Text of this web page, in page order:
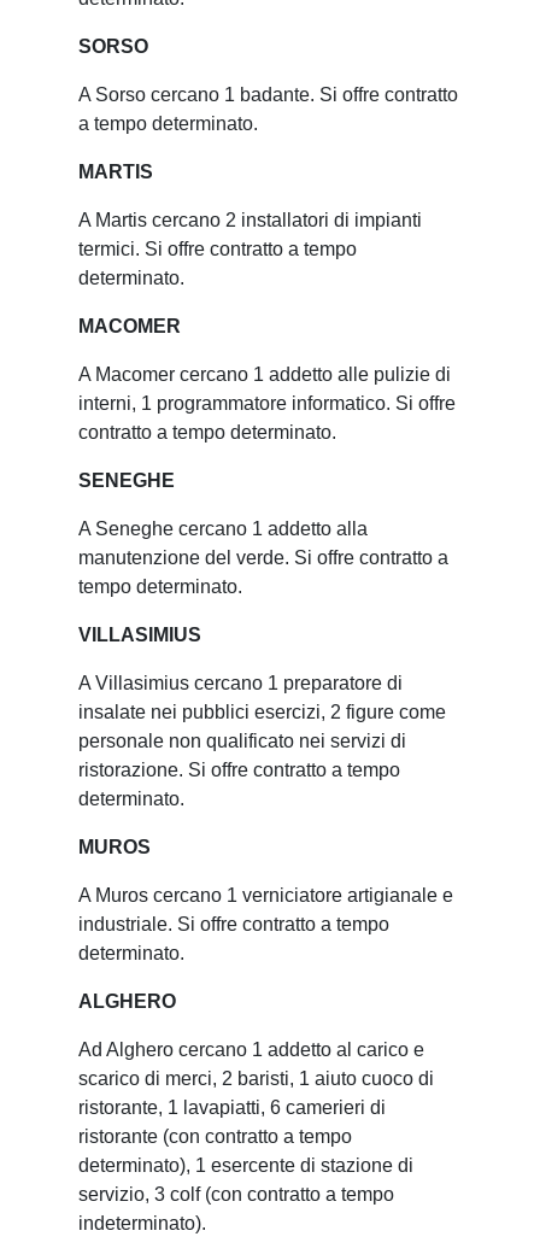
SORSO
A Sorso cercano 1 badante. Si offre contratto
a tempo determinato.
MARTIS
A Martis cercano 2 installatori di impianti
termici. Si offre contratto a tempo
determinato.
MACOMER
A Macomer cercano 1 addetto alle pulizie di
interni, 1 programmatore informatico. Si offre
contratto a tempo determinato.
SENEGHE
A Seneghe cercano 1 addetto alla
manutenzione del verde. Si offre contratto a
tempo determinato.
VILLASIMIUS
A Villasimius cercano 1 preparatore di
insalate nei pubblici esercizi, 2 figure come
personale non qualificato nei servizi di
ristorazione. Si offre contratto a tempo
determinato.
MUROS
A Muros cercano 1 verniciatore artigianale e
industriale. Si offre contratto a tempo
determinato.
ALGHERO
Ad Alghero cercano 1 addetto al carico e
scarico di merci, 2 baristi, 1 aiuto cuoco di
ristorante, 1 lavapiatti, 6 camerieri di
ristorante (con contratto a tempo
determinato), 1 esercente di stazione di
servizio, 3 colf (con contratto a tempo
indeterminato).